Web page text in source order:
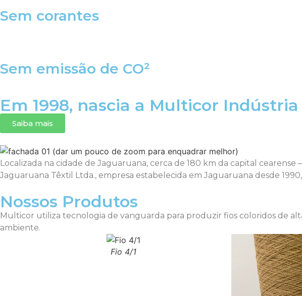
Sem corantes
Sem emissão de CO²
Em 1998, nascia a Multicor
Saiba mais
Localizada na cidade de Jaguaruana, cerca de 180 km da capital
Jaguaruana Têxtil Ltda., empresa estabelecida em Jaguaruana desde
Nossos Produtos
Multicor utiliza tecnologia de vanguarda para produzir fios coloridos de
ambiente.
Fio 4/1